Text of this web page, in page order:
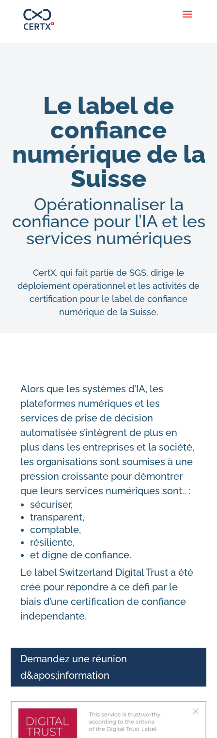
Le label de
confiance
numérique de la
Suisse
Opérationnaliser la
confiance pour l’IA et les
services numériques
CertX, qui fait partie de SGS, dirige le
déploiement opérationnel et les activités de
certification pour le label de confiance
numérique de la Suisse.
Alors que les systèmes d’IA, les
plateformes numériques et les
services de prise de décision
automatisée s’intègrent de plus en
plus dans les entreprises et la société,
les organisations sont soumises à une
pression croissante pour démontrer
que leurs services numériques sont.. :
sécuriser,
transparent,
comptable,
résiliente,
et digne de confiance.
Le label Switzerland Digital Trust a été
créé pour répondre à ce défi par le
biais d’une certification de confiance
indépendante.
Demandez une réunion
d&apos;information